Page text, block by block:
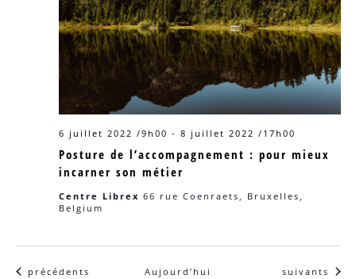
Posture de l’accompagnement : pour mieux
incarner son métier
6 juillet 2022 /9h00 - 8 juillet 2022 /17h00
Centre Librex 66 rue Coenraets, Bruxelles,
Belgium
Évènements
précédents Aujourd’hui Évènements
suivants